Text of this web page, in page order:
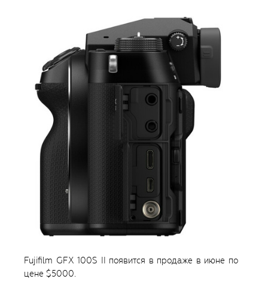
Fujifilm GFX 100S II появится в продаже в июне по
цене $5000.